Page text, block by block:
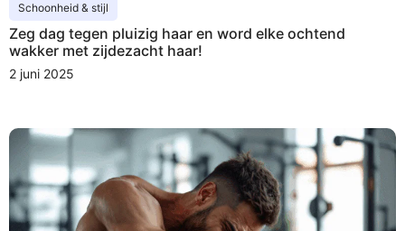
Schoonheid & stijl
Zeg dag tegen pluizig haar en word elke ochtend
wakker met zijdezacht haar!
2 juni 2025